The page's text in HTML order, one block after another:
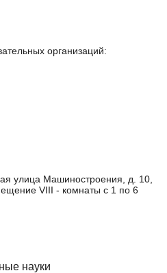
организаций:
улица Машиностроения, д. 10,
VIII - комнаты с 1 по 6
науки